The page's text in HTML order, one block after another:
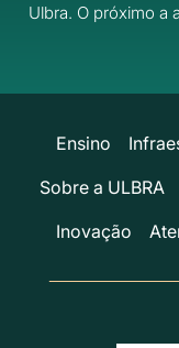
Ulbra. O próximo a
Ensino
Sobre a ULBRA
Inovação